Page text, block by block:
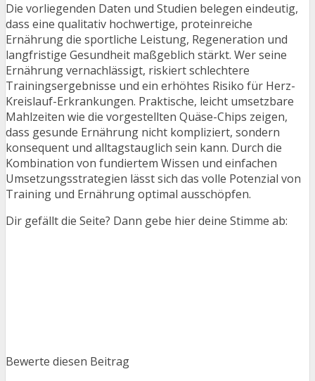
Die vorliegenden Daten und Studien belegen eindeutig,
dass eine qualitativ hochwertige, proteinreiche
Ernährung die sportliche Leistung, Regeneration und
langfristige Gesundheit maßgeblich stärkt. Wer seine
Ernährung vernachlässigt, riskiert schlechtere
Trainingsergebnisse und ein erhöhtes Risiko für Herz-
Kreislauf-Erkrankungen. Praktische, leicht umsetzbare
Mahlzeiten wie die vorgestellten Quäse-Chips zeigen,
dass gesunde Ernährung nicht kompliziert, sondern
konsequent und alltagstauglich sein kann. Durch die
Kombination von fundiertem Wissen und einfachen
Umsetzungsstrategien lässt sich das volle Potenzial von
Training und Ernährung optimal ausschöpfen.
Dir gefällt die Seite? Dann gebe hier deine Stimme ab:
Bewerte diesen Beitrag